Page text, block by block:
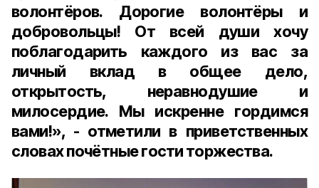
волонтёров. Дорогие волонтёры и
добровольцы! От всей души хочу
поблагодарить каждого из вас за
личный вклад в общее дело,
открытость, неравнодушие и
милосердие. Мы искренне гордимся
вами!», - отметили в приветственных
словах почётные гости торжества.